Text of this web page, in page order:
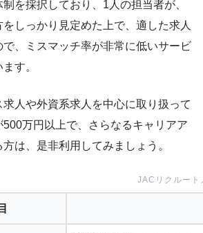
を採択しており、 1人の担当者が、
しっかり見定めた上で、適した求人
で、ミスマッチ率が非常に低いサービ
す。
人や外資系求人を中心に取り扱って
500万円以上で、さらなるキャリアア
方は、是非利用してみましょう。
JACリクルート